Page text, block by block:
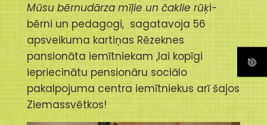
Mūsu bērnudārza mīļie un čaklie rūķi-
bērni un pedagogi, sagatavoja 56
apsveikuma kartiņas Rēzeknes
pansionāta iemītniekam ,lai kopīgi
iepriecinātu pensionāru sociālo
pakalpojuma centra iemītniekus arī šajos
Ziemassvētkos!